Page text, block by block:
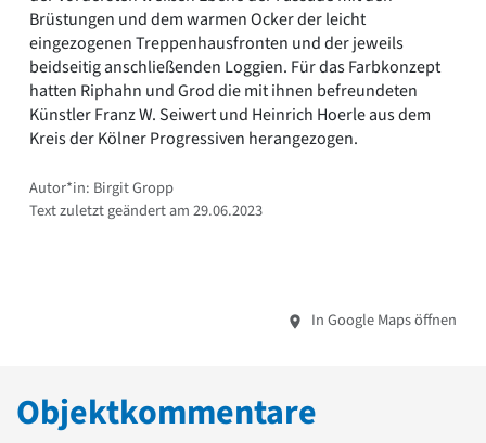
Brüstungen und dem warmen Ocker der leicht
eingezogenen Treppenhausfronten und der jeweils
beidseitig anschließenden Loggien. Für das Farbkonzept
hatten Riphahn und Grod die mit ihnen befreundeten
Künstler Franz W. Seiwert und Heinrich Hoerle aus dem
Kreis der Kölner Progressiven herangezogen.
Autor*in: Birgit Gropp
Text zuletzt geändert am 29.06.2023
In Google Maps öffnen
Objektkommentare